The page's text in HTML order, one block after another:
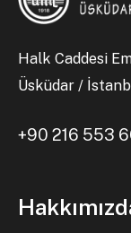
Halk Caddesi
Üsküdar /
+90 216 553